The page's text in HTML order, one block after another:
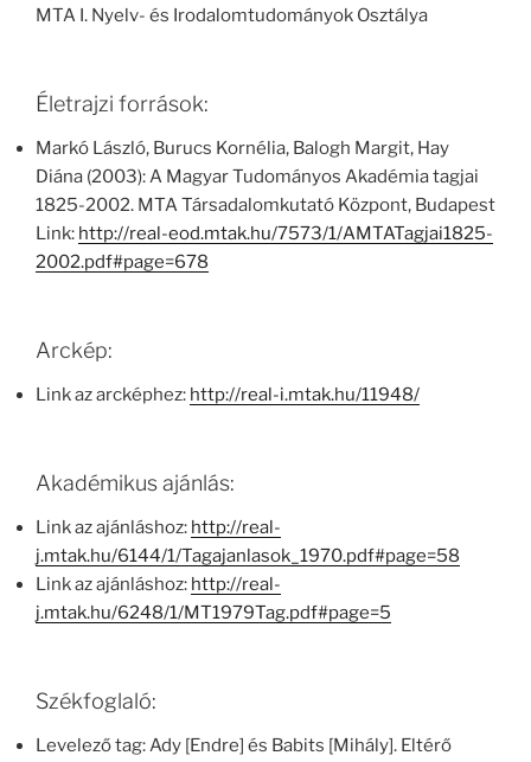
MTA I. Nyelv- és Irodalomtudományok Osztálya
Életrajzi források:
Markó László, Burucs Kornélia, Balogh Margit, Hay
Diána (2003): A Magyar Tudományos Akadémia tagjai
1825-2002. MTA Társadalomkutató Központ, Budapest
Link: http://real-eod.mtak.hu/7573/1/AMTATagjai1825-
2002.pdf#page=678
Arckép:
Link az arcképhez: http://real-i.mtak.hu/11948/
Akadémikus ajánlás:
Link az ajánláshoz: http://real-
j.mtak.hu/6144/1/Tagajanlasok_1970.pdf#page=58
Link az ajánláshoz: http://real-
j.mtak.hu/6248/1/MT1979Tag.pdf#page=5
Székfoglaló:
Levelező tag: Ady [Endre] és Babits [Mihály]. Eltérő